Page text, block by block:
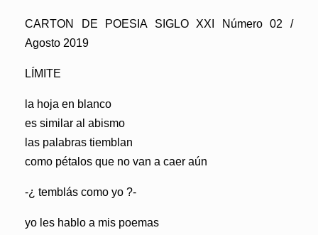
CARTON DE POESIA SIGLO XXI Número 02 /
Agosto 2019
LÍMITE
la hoja en blanco
es similar al abismo
las palabras tiemblan
como pétalos que no van a caer aún
-¿ temblás como yo ?-
yo les hablo a mis poemas